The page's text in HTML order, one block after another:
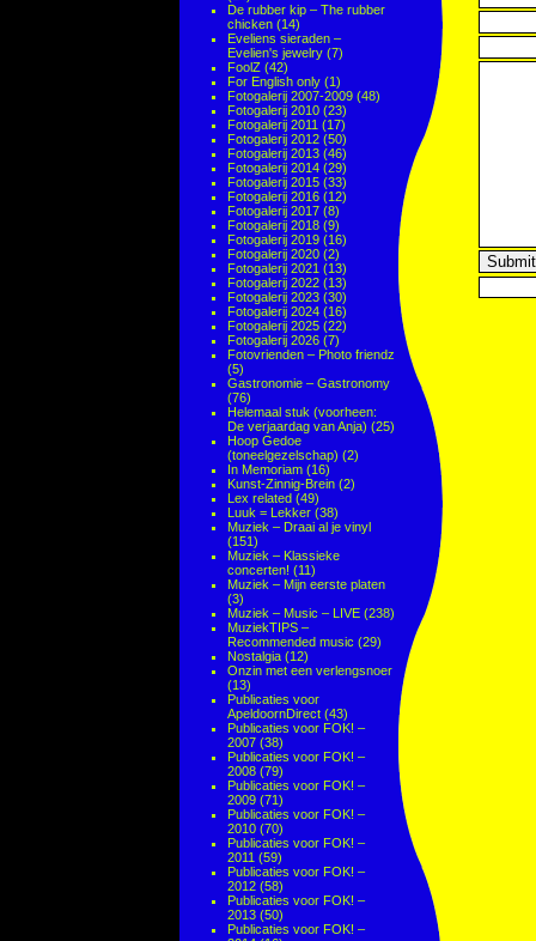
De rubber kip – The rubber
chicken (14)
Eveliens sieraden –
Evelien's jewelry (7)
FoolZ (42)
For English only (1)
Fotogalerij 2007-2009 (48)
Fotogalerij 2010 (23)
Fotogalerij 2011 (17)
Fotogalerij 2012 (50)
Fotogalerij 2013 (46)
Fotogalerij 2014 (29)
Fotogalerij 2015 (33)
Fotogalerij 2016 (12)
Fotogalerij 2017 (8)
Fotogalerij 2018 (9)
Fotogalerij 2019 (16)
Fotogalerij 2020 (2)
Fotogalerij 2021 (13)
Fotogalerij 2022 (13)
Fotogalerij 2023 (30)
Fotogalerij 2024 (16)
Fotogalerij 2025 (22)
Fotogalerij 2026 (7)
Fotovrienden – Photo friendz
(5)
Gastronomie – Gastronomy
(76)
Helemaal stuk (voorheen:
De verjaardag van Anja) (25)
Hoop Gedoe
(toneelgezelschap) (2)
In Memoriam (16)
Kunst-Zinnig-Brein (2)
Lex related (49)
Luuk = Lekker (38)
Muziek – Draai al je vinyl
(151)
Muziek – Klassieke
concerten! (11)
Muziek – Mijn eerste platen
(3)
Muziek – Music – LIVE (238)
MuziekTIPS –
Recommended music (29)
Nostalgia (12)
Onzin met een verlengsnoer
(13)
Publicaties voor
ApeldoornDirect (43)
Publicaties voor FOK! –
2007 (38)
Publicaties voor FOK! –
2008 (79)
Publicaties voor FOK! –
2009 (71)
Publicaties voor FOK! –
2010 (70)
Publicaties voor FOK! –
2011 (59)
Publicaties voor FOK! –
2012 (58)
Publicaties voor FOK! –
2013 (50)
Publicaties voor FOK! –